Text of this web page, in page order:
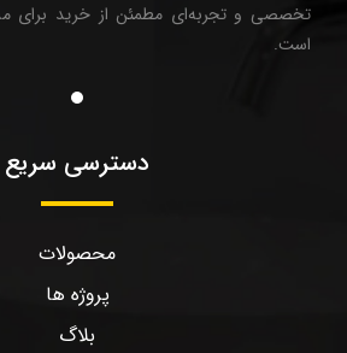
تخصصی و تجربه‌ای مطمئن از خرید برای
است.
دسترسی سریع
محصولات
پروژه ها
بلاگ